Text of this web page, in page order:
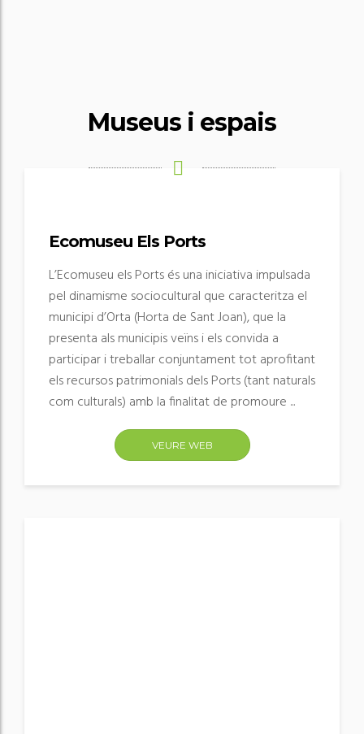
Museus i espais
Ecomuseu Els Ports
L’Ecomuseu els Ports és una iniciativa impulsada
pel dinamisme sociocultural que caracteritza el
municipi d’Orta (Horta de Sant Joan), que la
presenta als municipis veïns i els convida a
participar i treballar conjuntament tot aprofitant
els recursos patrimonials dels Ports (tant naturals
com culturals) amb la finalitat de promoure ...
VEURE WEB